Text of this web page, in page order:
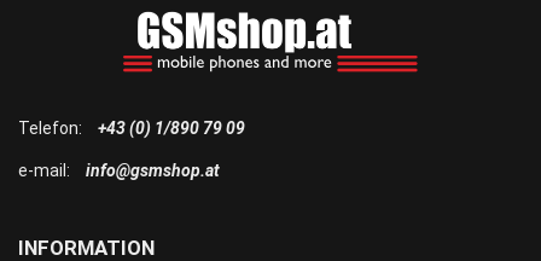
INFORMATION
Telefon: +43 (0) 1/890 79 09
e-mail: info@gsmshop.at